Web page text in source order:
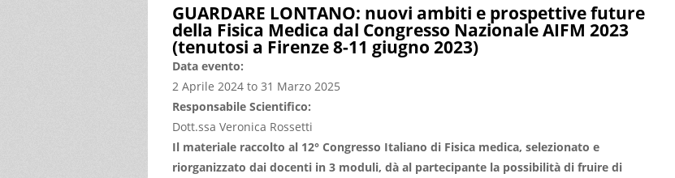
GUARDARE LONTANO: nuovi ambiti e prospettive future
della Fisica Medica dal Congresso Nazionale AIFM 2023
(tenutosi a Firenze 8-11 giugno 2023)
Data evento:
2 Aprile 2024 to 31 Marzo 2025
Responsabile Scientifico:
Dott.ssa Veronica Rossetti
Il materiale raccolto al 12° Congresso Italiano di Fisica medica, selezionato e
riorganizzato dai docenti in 3 moduli, dà al partecipante la possibilità di fruire di